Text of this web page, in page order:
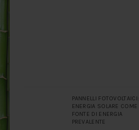
PANNELLI FOTOVOLTAICI:
ENERGIA SOLARE COME
FONTE DI ENERGIA
PREVALENTE